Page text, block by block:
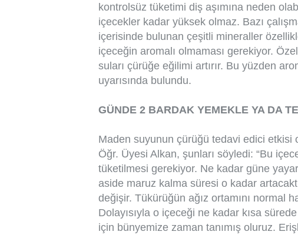
kontrolsüz tüketimi diş aşımına neden
içecekler kadar yüksek olmaz. Bazı
içerisinde bulunan çeşitli mineraller
içeceğin aromalı olmaması gerekiyor.
suları çürüğe eğilimi artırır. Bu yüzden
uyarısında bulundu.
GÜNDE 2 BARDAK YEMEKLE YA DA
Maden suyunun çürüğü tedavi edici etkisi
Öğr. Üyesi Alkan, şunları söyledi: “Bu
tüketilmesi gerekiyor. Ne kadar güne
aside maruz kalma süresi o kadar
değişir. Tükürüğün ağız ortamını normal
Dolayısıyla o içeceği ne kadar kısa
için bünyemize zaman tanımış oluruz.